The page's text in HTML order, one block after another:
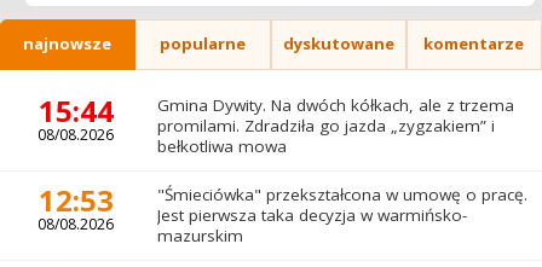
najnowsze popularne dyskutowane komentarze
15:44
08/08.2026
Gmina Dywity. Na dwóch kółkach, ale z trzema
promilami. Zdradziła go jazda „zygzakiem” i
bełkotliwa mowa
12:53
08/08.2026
"Śmieciówka" przekształcona w umowę o pracę.
Jest pierwsza taka decyzja w warmińsko-
mazurskim